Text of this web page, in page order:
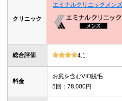
クリニック
エミナルクリニックメンズ
総合評価 4.1
料金
お尻を含むVIO脱毛
5回：78,000円